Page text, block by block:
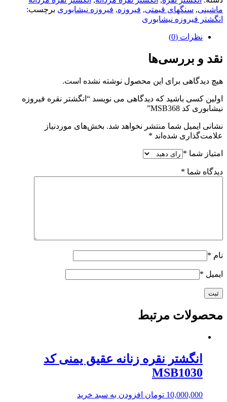
ماشینی, سنگهای قیمتی, فیروزه, فیروزه نیشابوری برچسب:
انگشتر فیروزه نیشابوری
نظرات (0)
نقد و بررسی‌ها
هیچ دیدگاهی برای این محصول نوشته نشده است.
اولین کسی باشید که دیدگاهی می نویسد “انگشتر نقره فیروزه
نیشابوری کد MSB368”
نشانی ایمیل شما منتشر نخواهد شد. بخش‌های موردنیاز
علامت‌گذاری شده‌اند *
امتیاز شما *
دیدگاه شما *
نام *
ایمیل *
محصولات مرتبط
انگشتر نقره زنانه عقیق یمنی کد
MSB1030
10,000,000 تومان افزودن به سبد خرید